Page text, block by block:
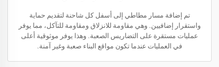
تم إضافة مسار مطاطي إلى أسفل كل شاحنة لتقديم حماية
واستقرار إضافيين. وهي مقاومة للانزلاق ومقاومة للتآكل، مما يوفر
عمليات مستقرة على التضاريس الصعبة. وهذا يوفر موثوقية أعلى
في العمليات عندما تكون مواقع البناء صعبة وغير آمنة.